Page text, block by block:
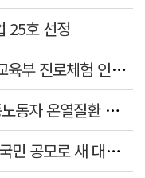
25호 선정
경북과학대 전통문화체험학교…교육부 진로체험 인증기관 선정
안전보건공단 경북지역본부, 이동노동자 온열질환 예방 캠페인
상주 세계모자축제 사라진다…전국민 공모로 새 대표축제 발굴 나서